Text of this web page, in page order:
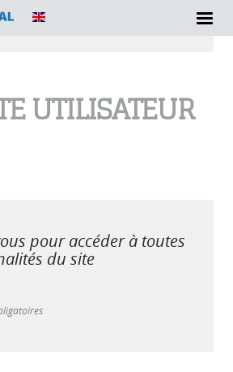
UTILISATEUR
pour accéder à toutes
du site